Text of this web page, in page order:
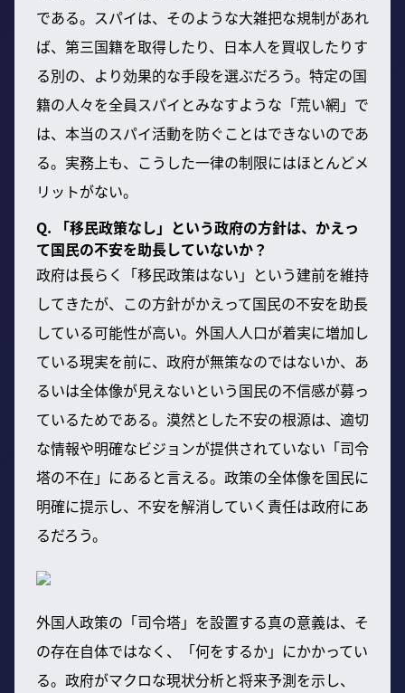
である。スパイは、そのような大雑把な規制があれ
ば、第三国籍を取得したり、日本人を買収したりす
る別の、より効果的な手段を選ぶだろう。特定の国
籍の人々を全員スパイとみなすような「荒い網」で
は、本当のスパイ活動を防ぐことはできないのであ
る。実務上も、こうした一律の制限にはほとんどメ
リットがない。
Q. 「移民政策なし」という政府の方針は、かえっ
て国民の不安を助長していないか？
政府は長らく「移民政策はない」という建前を維持
してきたが、この方針がかえって国民の不安を助長
している可能性が高い。外国人人口が着実に増加し
ている現実を前に、政府が無策なのではないか、あ
るいは全体像が見えないという国民の不信感が募っ
ているためである。漠然とした不安の根源は、適切
な情報や明確なビジョンが提供されていない「司令
塔の不在」にあると言える。政策の全体像を国民に
明確に提示し、不安を解消していく責任は政府にあ
るだろう。
外国人政策の「司令塔」を設置する真の意義は、そ
の存在自体ではなく、「何をするか」にかかってい
る。政府がマクロな現状分析と将来予測を示し、